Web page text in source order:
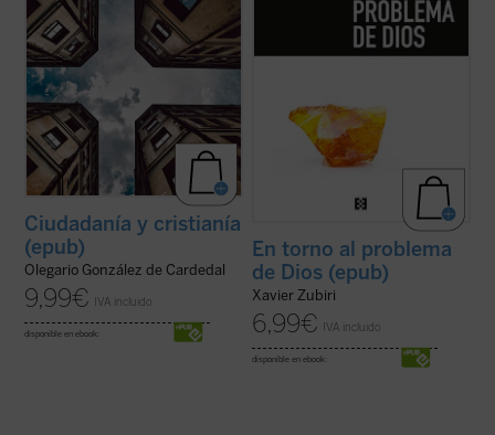
Ciudadanía y cristianía
(epub)
Olegario González de Cardedal
9,99€ IVA incluido
disponible en ebook:
En torno al problema
de Dios (epub)
Xavier Zubiri
6,99€ IVA incluido
disponible en ebook: